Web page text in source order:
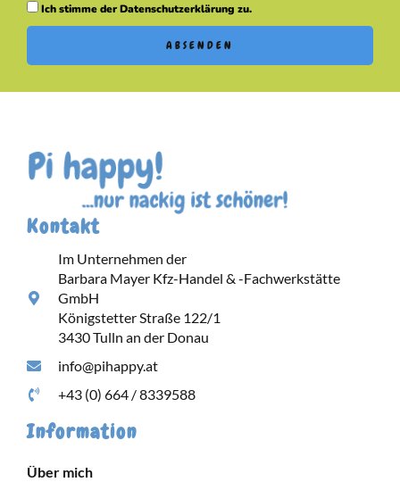
Ich stimme der Datenschutzerklärung zu.
ABSENDEN
Kontakt
Im Unternehmen der
Barbara Mayer Kfz-Handel & -Fachwerkstätte
GmbH
Königstetter Straße 122/1
3430 Tulln an der Donau
info@pihappy.at
+43 (0) 664 / 8339588
Information
Über mich